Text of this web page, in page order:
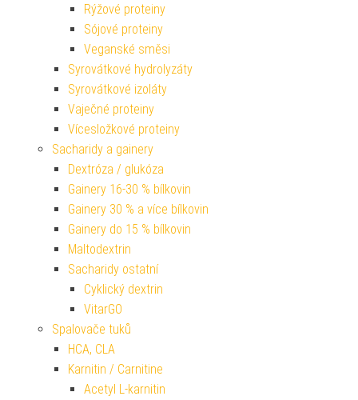
Rýžové proteiny
Sójové proteiny
Veganské směsi
Syrovátkové hydrolyzáty
Syrovátkové izoláty
Vaječné proteiny
Vícesložkové proteiny
Sacharidy a gainery
Dextróza / glukóza
Gainery 16-30 % bílkovin
Gainery 30 % a více bílkovin
Gainery do 15 % bílkovin
Maltodextrin
Sacharidy ostatní
Cyklický dextrin
VitarGO
Spalovače tuků
HCA, CLA
Karnitin / Carnitine
Acetyl L-karnitin